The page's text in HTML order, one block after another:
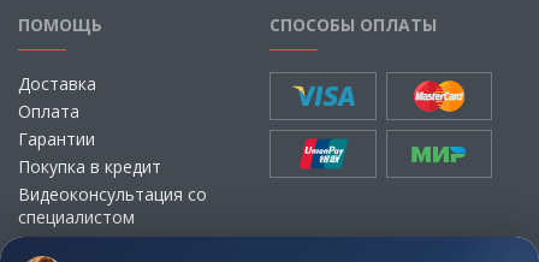
ПОМОЩЬ
Доставка
Оплата
Гарантии
Покупка в кредит
Видеоконсультация со
специалистом
Выбор ткани для мебели без
СПОСОБЫ ОПЛАТЫ